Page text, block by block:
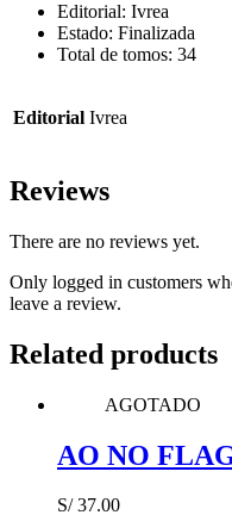
Editorial: Ivrea
Estado: Finalizada
Total de tomos: 34
Editorial Ivrea
Reviews
There are no reviews yet.
Only logged in customers
leave a review.
Related products
AGOTADO
AO NO
S/37.00